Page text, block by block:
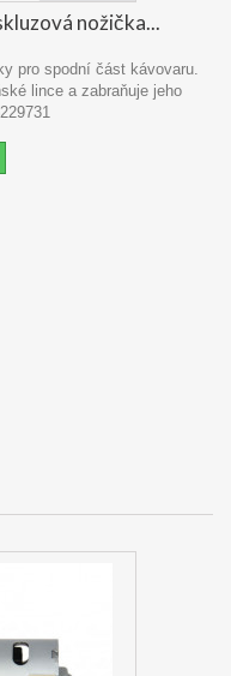
nožička...
pro spodní část kávovaru.
lince a zabraňuje jeho